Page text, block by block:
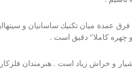
فرق‌ عمدة‌ ميان‌ تكنيك‌ ساسانيان‌ و
چهره‌ كاملا" دقيق‌ است‌ .
و خراش‌ زياد است‌ . هنرمندان‌